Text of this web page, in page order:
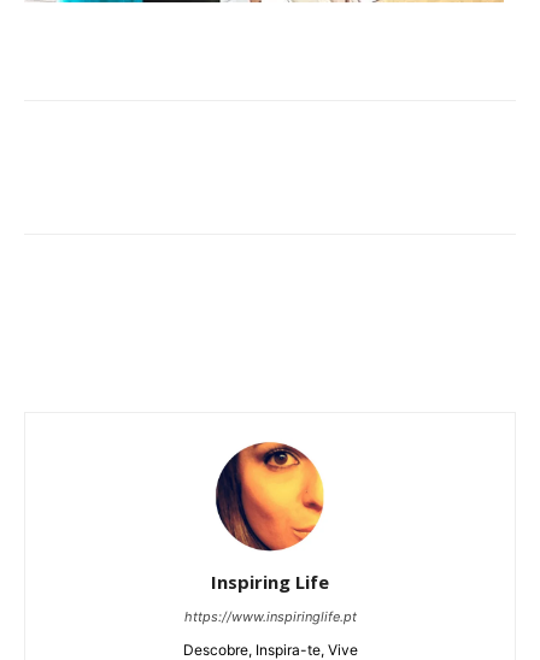
Inspiring Life
https://www.inspiringlife.pt
Descobre, Inspira-te, Vive